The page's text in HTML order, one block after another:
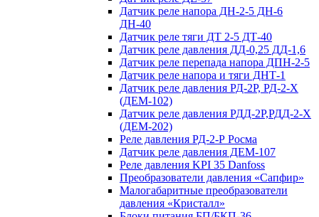
Датчик реле напора ДН-2-5 ДН-6
ДН-40
Датчик реле тяги ДТ 2-5 ДТ-40
Датчик реле давления ДД-0,25 ДД-1,6
Датчик реле перепада напора ДПН-2-5
Датчик реле напора и тяги ДНТ-1
Датчик реле давления РД-2Р, РД-2-Х
(ДЕМ-102)
Датчик реле давления РДД-2Р,РДД-2-Х
(ДЕМ-202)
Реле давления РД-2-Р Росма
Датчик реле давления ДЕМ-107
Реле давления KPI 35 Danfoss
Преобразователи давления «Сапфир»
Малогабаритные преобразователи
давления «Кристалл»